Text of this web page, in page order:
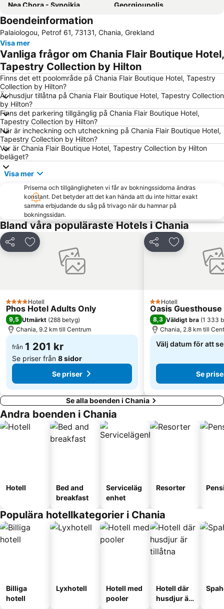
Nea Chora - Synoikia
Georgioupolis
Old Town of Rethymno
Kolymbari
Gerani
Chryssi Akti
Falasarna
Koum Kapi
Beach of Stalos
Lissos
Lake Kournas
Beach of Maleme
Balos
Platanias
Harbour Chania
Korakies
Kalamaki
Ancient Aptera
Kalives
Kissamos Port
Cretan Wine Festival
Maritime Museum of Creta
1821 Plateau - Splantzia
Agia Lake
Beach of Marathi
Falassarna
Argyroupoli Springs
Castle of Fragokastello
Beach of Fragokastello
KTEL Chanion - Rethimnou
National Stadium of Chania
Agios Onoufrios
Boendeinformation
Palaiologou, Petrof 61, 73131, Chania, Grekland
Visa mer
Vanliga frågor om Chania Flair Boutique Hotel,
Tapestry Collection by Hilton
Finns det ett poolområde på Chania Flair Boutique Hotel, Tapestry
Collection by Hilton?
Är husdjur tillåtna på Chania Flair Boutique Hotel, Tapestry Collection
by Hilton?
Finns det parkering tillgänglig på Chania Flair Boutique Hotel,
Tapestry Collection by Hilton?
När är incheckning och utcheckning på Chania Flair Boutique Hotel,
Tapestry Collection by Hilton?
Var är Chania Flair Boutique Hotel, Tapestry Collection by Hilton
beläget?
Visa mer
Priserna och tillgängligheten vi får av bokningssidorna ändras
konstant. Det betyder att det kan hända att du inte hittar exakt
samma erbjudande du såg på trivago när du hamnar på
bokningssidan.
Bland våra populäraste Hotels i Chania
Dela Lägg till i Mina Favoriter
4 Stjärnor
Hotell
Phos Hotel Adults Only
9,5 Utmärkt (288 betyg)
Chania, 9.2 km till Centrum
från 1 201 kr
Se priser från 8 sidor
Se priser
Dela Lägg till i
2 Stjärnor
Hotell
Oasis Guesthouse
8,3 Väldigt bra (1 333
Chania, 2.8 km till
Välj datum för att
Se
Se alla boenden i Chania
Andra boenden i Chania
Hotell
Bed and
breakfast
Serviceläg
enhet
Resorter
Populära hotellkategorier i Chania
Billiga
hotell
Lyxhotell
Hotell med
pooler
Hotell där
husdjur är